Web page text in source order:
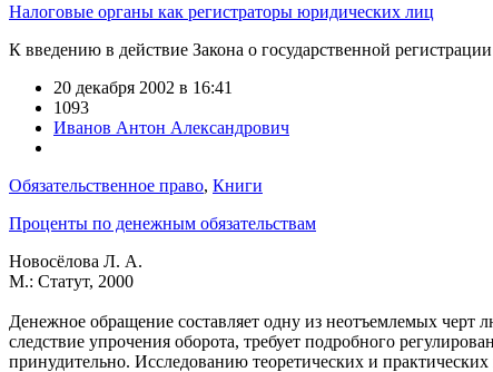
Налоговые органы как регистраторы юридических лиц
К введению в действие Закона о государственной
20 декабря 2002 в 16:41
1093
Иванов Антон Александрович
Обязательственное право, Книги
Проценты по денежным обязательствам
Новосёлова Л. А.
М.: Статут, 2000
Денежное обращение составляет одну из неотъемлемых черт
следствие упрочения оборота, требует подробного
принудительно. Исследованию теоретических и